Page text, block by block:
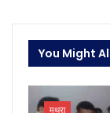
You Might
मथुरा